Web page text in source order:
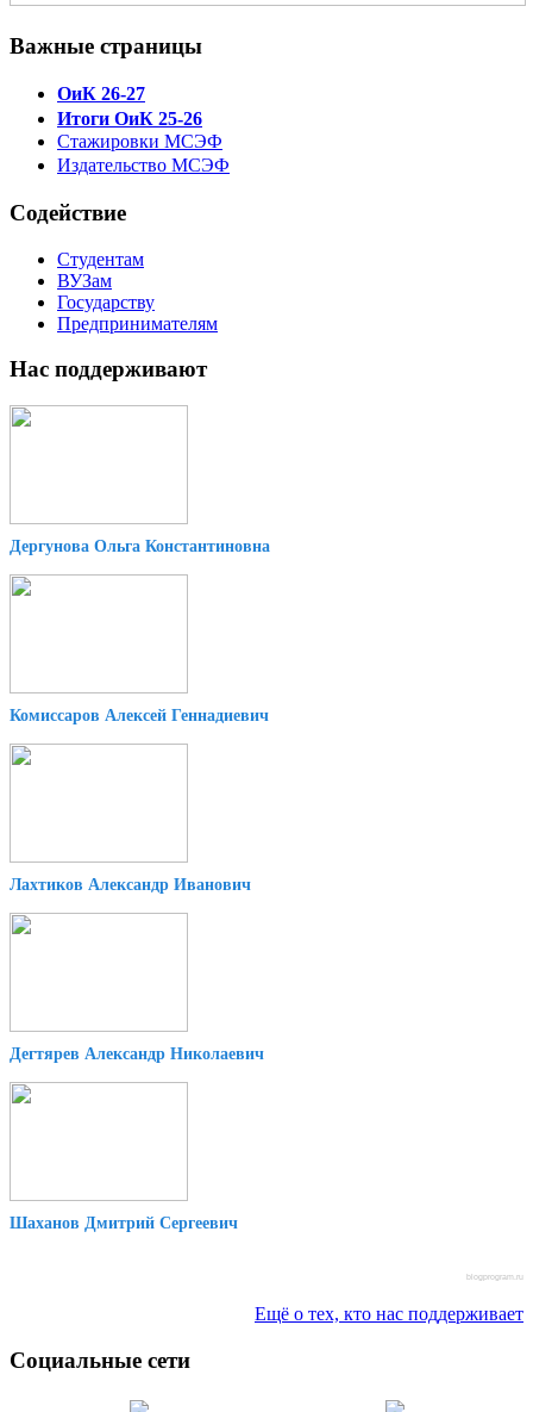
Важные страницы
ОиК 26-27
Итоги ОиК 25-26
Стажировки МСЭФ
Издательство МСЭФ
Содействие
Студентам
ВУЗам
Государству
Предпринимателям
Нас поддерживают
Дергунова Ольга Константиновна
Комиссаров Алексей Геннадиевич
Лахтиков Александр Иванович
Дегтярев Александр Николаевич
Шаханов Дмитрий Сергеевич
blogprogram.ru
Ещё о тех, кто нас поддерживает
Социальные сети